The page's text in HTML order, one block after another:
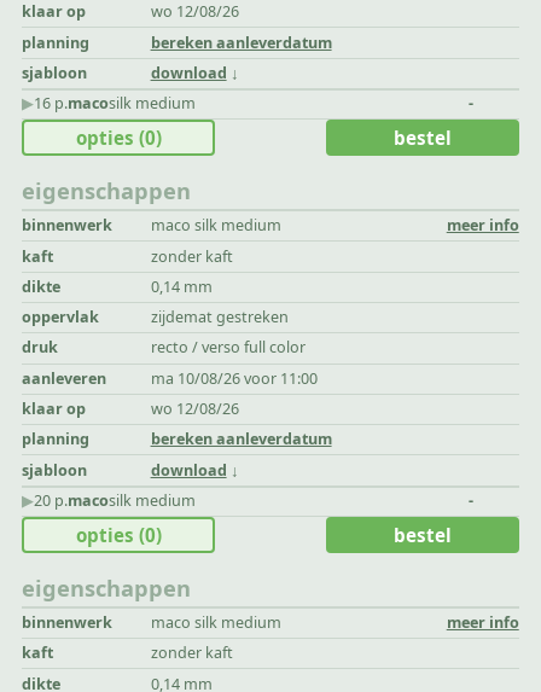
klaar op
wo 12/08/26
planning
bereken aanleverdatum
sjabloon
download
▶︎16 p.macosilk medium -
eigenschappen
binnenwerk maco silk medium
meer info
kaft
zonder kaft
dikte
0,14 mm
oppervlak
zijdemat gestreken
druk
recto / verso full color
aanleveren
ma 10/08/26 voor 11:00
klaar op
wo 12/08/26
planning
bereken aanleverdatum
sjabloon
download
opties (0) bestel
▶︎20 p.macosilk medium -
eigenschappen
binnenwerk maco silk medium
meer info
kaft
zonder kaft
dikte
0,14 mm
opties (0) bestel